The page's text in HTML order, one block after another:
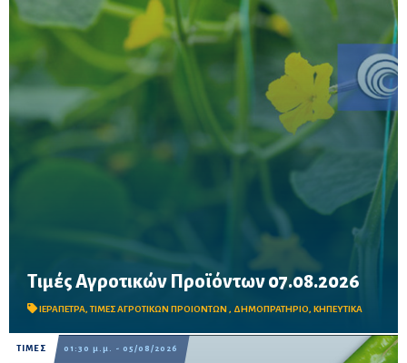
Τιμές Αγροτικών Προϊόντων 07.08.2026
ΙΕΡΑΠΕΤΡΑ,ΤΙΜΕΣ ΑΓΡΟΤΙΚΩΝ ΠΡΟΙΟΝΤΩΝ , ΔΗΜΟΠΡΑΤΗΡΙΟ, ΚΗΠΕΥΤΙΚΑ
Δείτε τις σημερινές τιμές του δημοπρατηρίου
ΤΙΜΕΣ 01:30 μ.μ. - 05/08/2026